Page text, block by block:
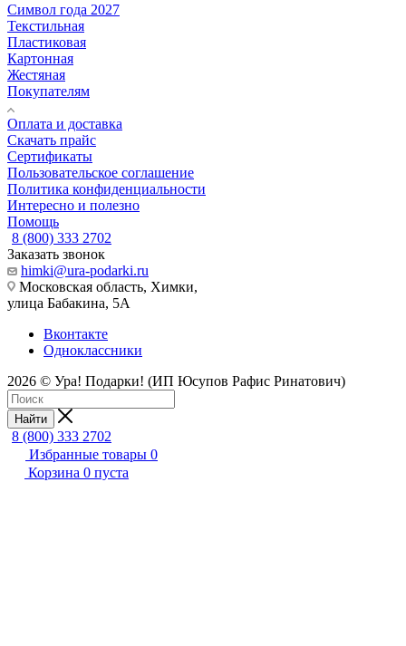
Символ года 2027
Текстильная
Пластиковая
Картонная
Жестяная
Покупателям
Оплата и доставка
Скачать прайс
Сертификаты
Пользовательское соглашение
Политика конфиденциальности
Интересно и полезно
Помощь
8 (800) 333 2702
Заказать звонок
himki@ura-podarki.ru
Московская область, Химки,
улица Бабакина, 5А
Вконтакте
Одноклассники
2026 © Ура! Подарки! (ИП Юсупов Рафис Ринатович)
Найти
8 (800) 333 2702
Избранные товары 0
Корзина 0 пуста